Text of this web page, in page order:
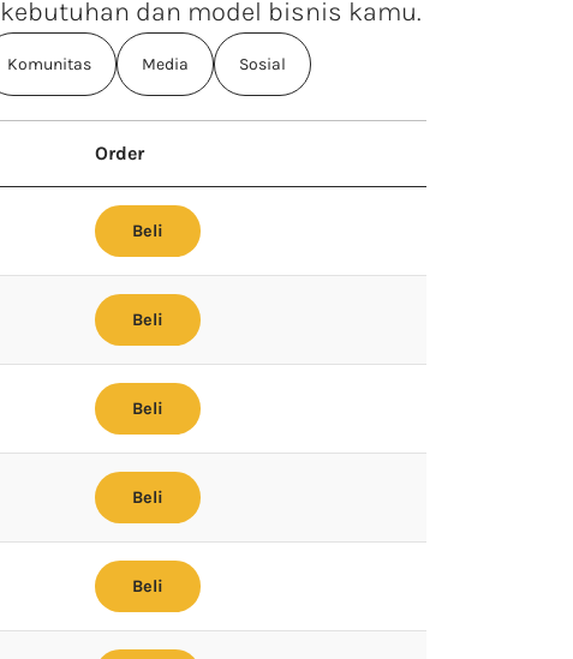
dan model bisnis kamu.
Komunitas Media Sosial
Order
Beli
Beli
Beli
Beli
Beli